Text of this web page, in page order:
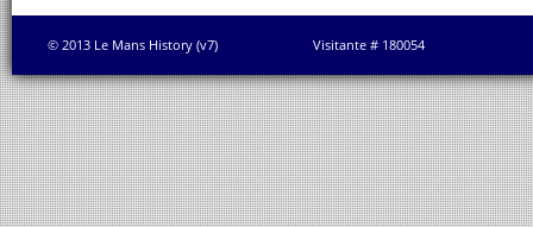
© 2013 Le Mans History (v7) Visitante # 180054